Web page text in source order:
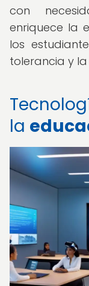
con
enriquece la
los
tolerancia y
la